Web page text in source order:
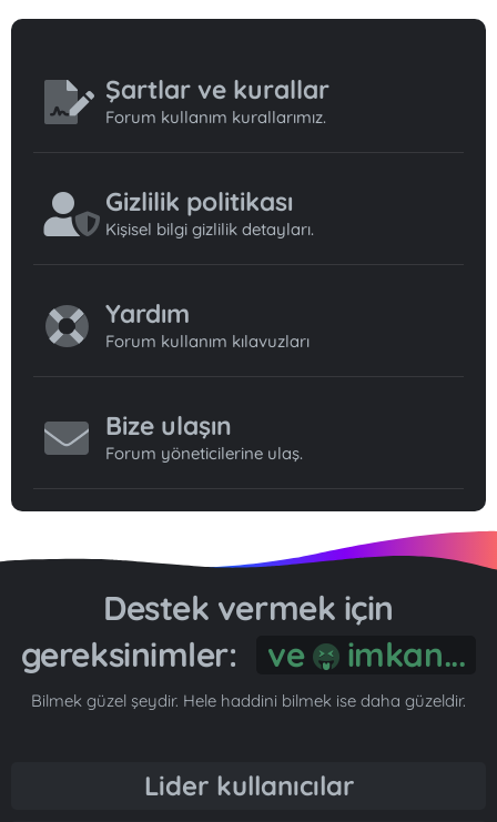
Şartlar ve kurallar
Forum kullanım kurallarımız.
Gizlilik politikası
Kişisel bilgi gizlilik detayları.
Yardım
Forum kullanım kılavuzları
Bize ulaşın
Forum yöneticilerine ulaş.
Destek vermek için
gereksinimler:
Gönül...
Bilmek güzel şeydir. Hele haddini bilmek ise daha güzeldir.
Lider kullanıcılar